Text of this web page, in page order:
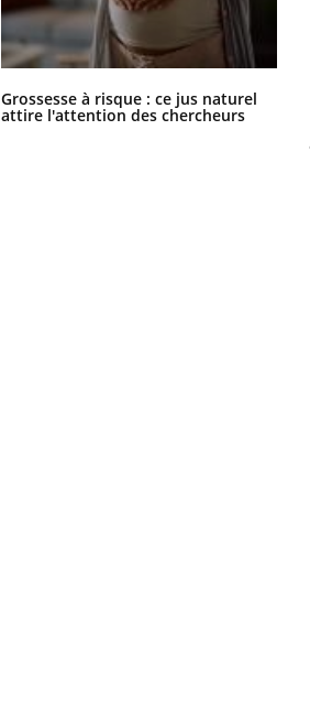
Grossesse à risque : ce jus naturel
attire l'attention des chercheurs